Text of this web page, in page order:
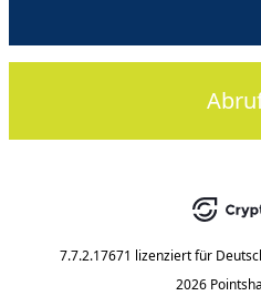
7.7.2.17671 lizenziert für
2026